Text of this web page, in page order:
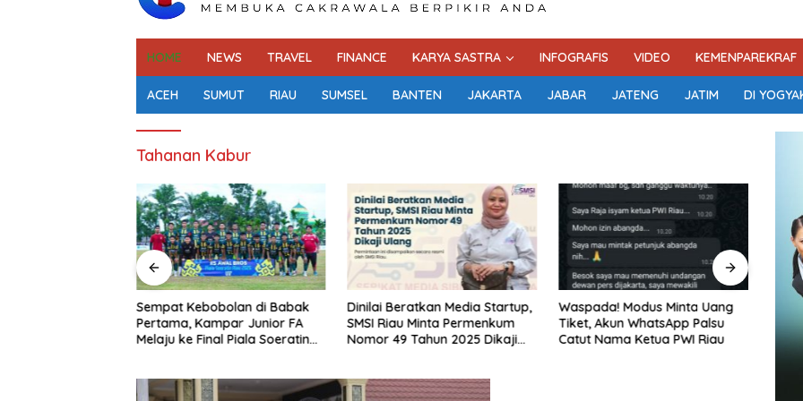
HOME NEWS TRAVEL FINANCE KARYA SASTRA INFOGRAFIS VIDEO KEMENPAREKRAF
ACEH SUMUT RIAU SUMSEL BANTEN JAKARTA JABAR JATENG JATIM DI
Tahanan Kabur
Sempat Kebobolan di Babak
Pertama, Kampar Junior FA
Melaju ke Final Piala Soeratin
Dinilai Beratkan Media Startup,
SMSI Riau Minta Permenkum
Nomor 49 Tahun 2025 Dikaji
Waspada! Modus Minta Uang
Tiket, Akun WhatsApp Palsu
Catut Nama Ketua PWI Riau